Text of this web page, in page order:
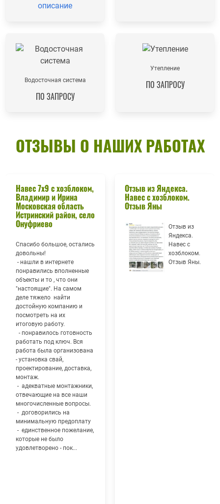
описание
Водосточная система
ПО ЗАПРОСУ
Утепление
ПО ЗАПРОСУ
ОТЗЫВЫ О НАШИХ РАБОТАХ
Навес 7х9 с хозблоком,
Владимир и Ирина
Московская область
Истринский район, село
Онуфриево
Спасибо большое, остались
довольны!
- нашли в интернете
понравились вполненные
объекты и то , что они
"настоящие". На самом
деле тяжело найти
достойную компанию и
посмотреть на их
итоговую работу.
- понравилось готовность
работать под ключ. Вся
работа была организована
- установка свай,
проектирование, доставка,
монтаж.
- адекватные монтажники,
отвечающие на все наши
многочисленные вопросы.
- договорились на
минимальную предоплату
- единственное пожелание,
которые не было
удовлетворено - пок...
Отзыв из Яндекса.
Навес с хозблоком.
Отзыв Яны
Отзыв из
Яндекса.
Навес с
хозблоком.
Отзыв Яны.